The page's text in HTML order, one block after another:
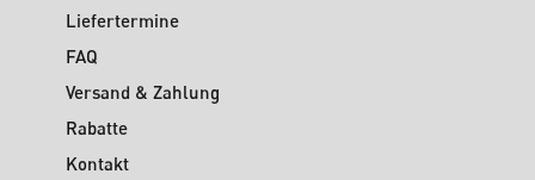
Liefertermine
FAQ
Versand & Zahlung
Rabatte
Kontakt